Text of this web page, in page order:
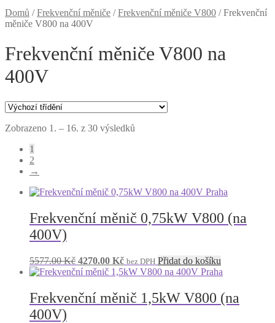
Domů /Frekvenční měniče /Frekvenční měniče V800 /Frekvenční
měniče V800 na 400V
Frekvenční měniče V800 na
400V
Zobrazeno 1. – 16. z 30 výsledků
1
2
→
Frekvenční měnič 0,75kW V800 (na
400V)
5577.00Kč Původní
cena
5577.00 Kč.
4270.00 KčAktuální
cena
4270.00 Kč.
bez DPH Přidat do košíku
Frekvenční měnič 1,5kW V800 (na
400V)